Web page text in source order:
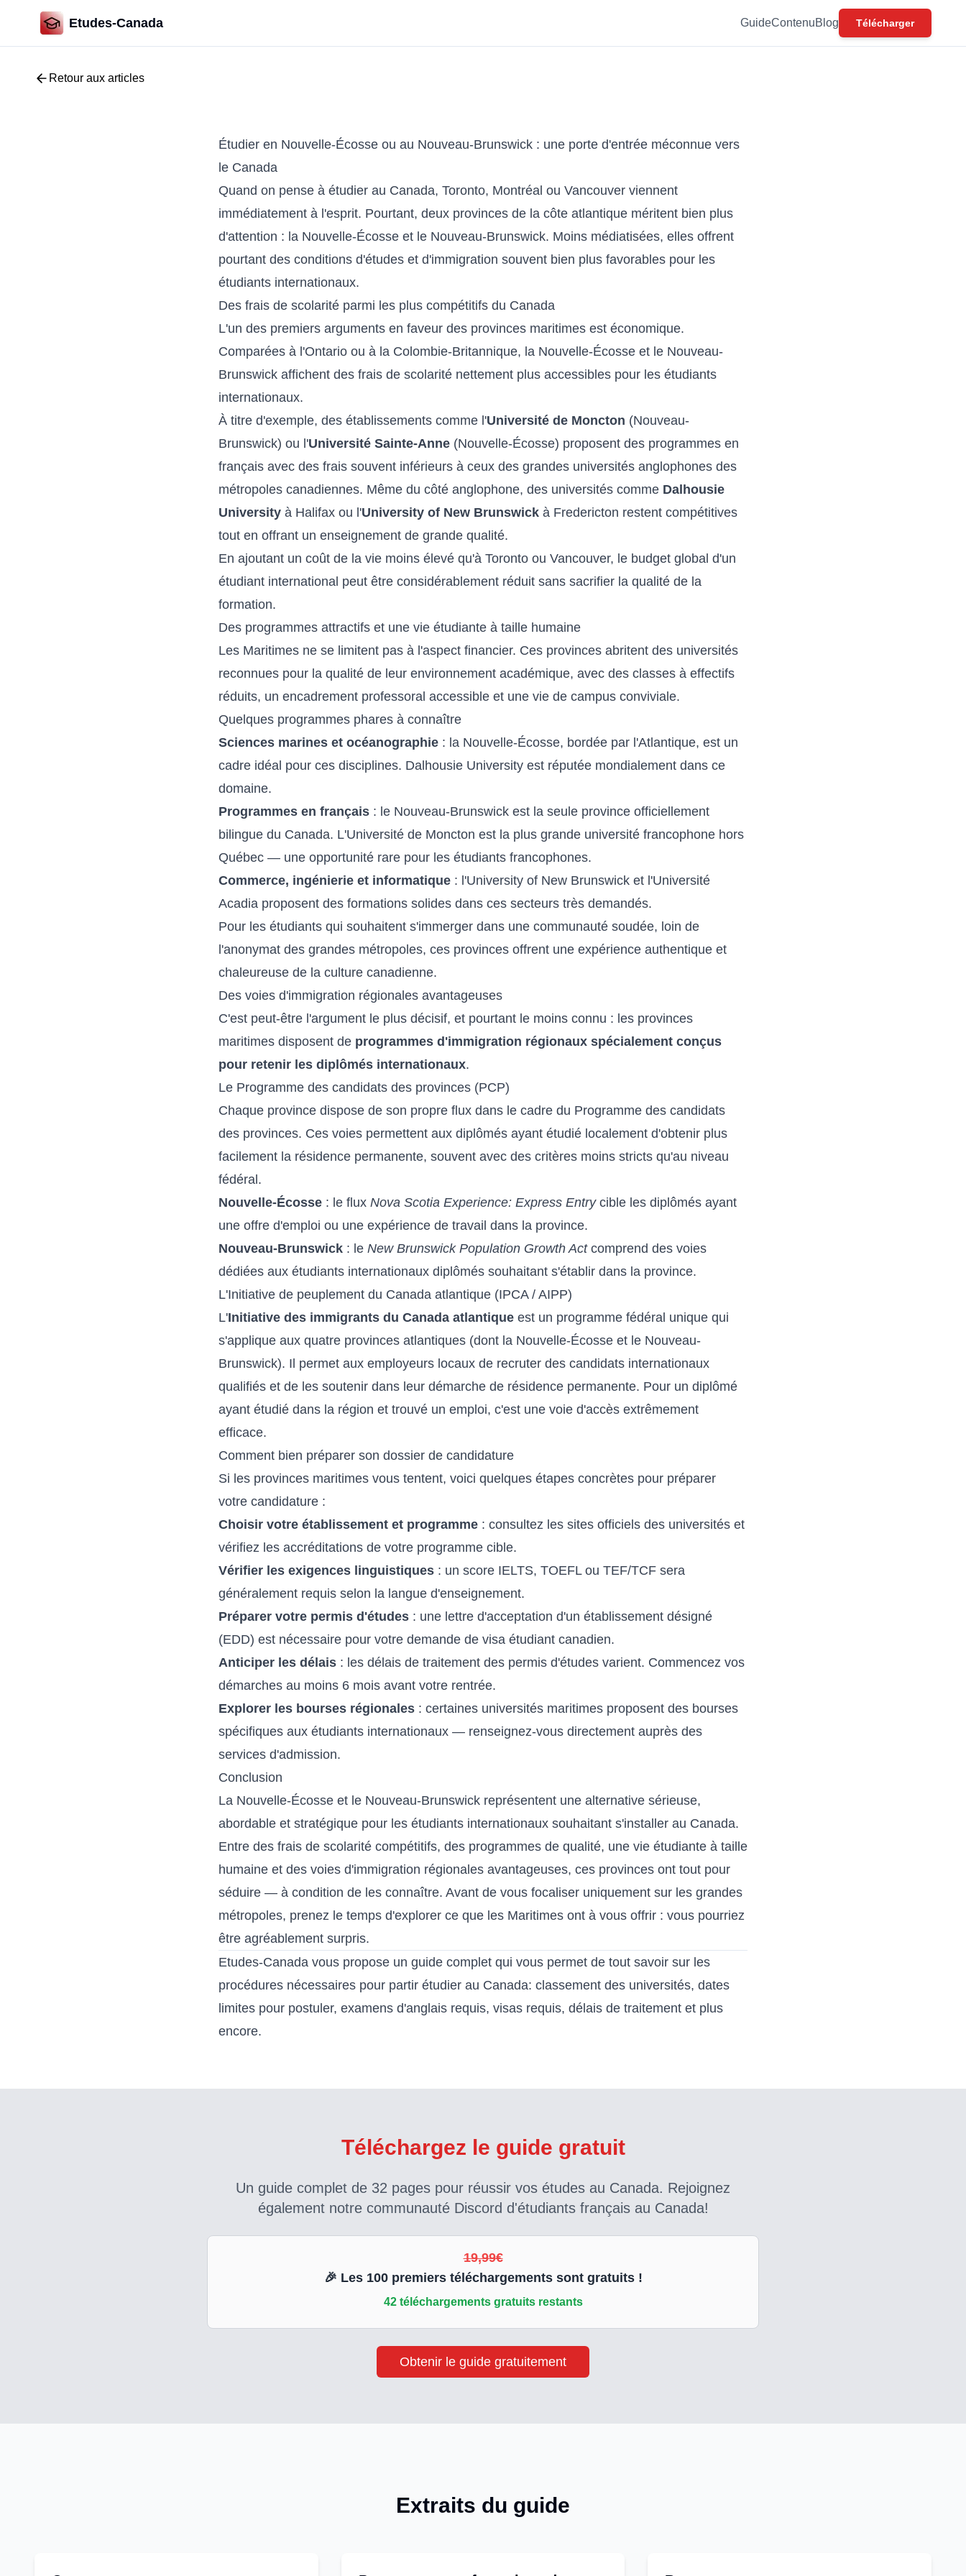
Etudes-Canada GuideContenuBlog Télécharger
Retour aux articles
Étudier en Nouvelle-Écosse ou au Nouveau-Brunswick : une porte d'entrée méconnue vers
le Canada
Quand on pense à étudier au Canada, Toronto, Montréal ou Vancouver viennent
immédiatement à l'esprit. Pourtant, deux provinces de la côte atlantique méritent bien plus
d'attention : la Nouvelle-Écosse et le Nouveau-Brunswick. Moins médiatisées, elles offrent
pourtant des conditions d'études et d'immigration souvent bien plus favorables pour les
étudiants internationaux.
Des frais de scolarité parmi les plus compétitifs du Canada
L'un des premiers arguments en faveur des provinces maritimes est économique.
Comparées à l'Ontario ou à la Colombie-Britannique, la Nouvelle-Écosse et le Nouveau-
Brunswick affichent des frais de scolarité nettement plus accessibles pour les étudiants
internationaux.
À titre d'exemple, des établissements comme l'Université de Moncton (Nouveau-
Brunswick) ou l'Université Sainte-Anne (Nouvelle-Écosse) proposent des programmes en
français avec des frais souvent inférieurs à ceux des grandes universités anglophones des
métropoles canadiennes. Même du côté anglophone, des universités comme Dalhousie
University à Halifax ou l'University of New Brunswick à Fredericton restent compétitives
tout en offrant un enseignement de grande qualité.
En ajoutant un coût de la vie moins élevé qu'à Toronto ou Vancouver, le budget global d'un
étudiant international peut être considérablement réduit sans sacrifier la qualité de la
formation.
Des programmes attractifs et une vie étudiante à taille humaine
Les Maritimes ne se limitent pas à l'aspect financier. Ces provinces abritent des universités
reconnues pour la qualité de leur environnement académique, avec des classes à effectifs
réduits, un encadrement professoral accessible et une vie de campus conviviale.
Quelques programmes phares à connaître
Sciences marines et océanographie : la Nouvelle-Écosse, bordée par l'Atlantique, est un
cadre idéal pour ces disciplines. Dalhousie University est réputée mondialement dans ce
domaine.
Programmes en français : le Nouveau-Brunswick est la seule province officiellement
bilingue du Canada. L'Université de Moncton est la plus grande université francophone hors
Québec — une opportunité rare pour les étudiants francophones.
Commerce, ingénierie et informatique : l'University of New Brunswick et l'Université
Acadia proposent des formations solides dans ces secteurs très demandés.
Pour les étudiants qui souhaitent s'immerger dans une communauté soudée, loin de
l'anonymat des grandes métropoles, ces provinces offrent une expérience authentique et
chaleureuse de la culture canadienne.
Des voies d'immigration régionales avantageuses
C'est peut-être l'argument le plus décisif, et pourtant le moins connu : les provinces
maritimes disposent de programmes d'immigration régionaux spécialement conçus
pour retenir les diplômés internationaux.
Le Programme des candidats des provinces (PCP)
Chaque province dispose de son propre flux dans le cadre du Programme des candidats
des provinces. Ces voies permettent aux diplômés ayant étudié localement d'obtenir plus
facilement la résidence permanente, souvent avec des critères moins stricts qu'au niveau
fédéral.
Nouvelle-Écosse : le flux Nova Scotia Experience: Express Entrycible les diplômés ayant
une offre d'emploi ou une expérience de travail dans la province.
Nouveau-Brunswick : le New Brunswick Population Growth Actcomprend des voies
dédiées aux étudiants internationaux diplômés souhaitant s'établir dans la province.
L'Initiative de peuplement du Canada atlantique (IPCA / AIPP)
L'Initiative des immigrants du Canada atlantique est un programme fédéral unique qui
s'applique aux quatre provinces atlantiques (dont la Nouvelle-Écosse et le Nouveau-
Brunswick). Il permet aux employeurs locaux de recruter des candidats internationaux
qualifiés et de les soutenir dans leur démarche de résidence permanente. Pour un diplômé
ayant étudié dans la région et trouvé un emploi, c'est une voie d'accès extrêmement
efficace.
Comment bien préparer son dossier de candidature
Si les provinces maritimes vous tentent, voici quelques étapes concrètes pour préparer
votre candidature :
Choisir votre établissement et programme : consultez les sites officiels des universités et
vérifiez les accréditations de votre programme cible.
Vérifier les exigences linguistiques : un score IELTS, TOEFL ou TEF/TCF sera
généralement requis selon la langue d'enseignement.
Préparer votre permis d'études : une lettre d'acceptation d'un établissement désigné
(EDD) est nécessaire pour votre demande de visa étudiant canadien.
Anticiper les délais : les délais de traitement des permis d'études varient. Commencez vos
démarches au moins 6 mois avant votre rentrée.
Explorer les bourses régionales : certaines universités maritimes proposent des bourses
spécifiques aux étudiants internationaux — renseignez-vous directement auprès des
services d'admission.
Conclusion
La Nouvelle-Écosse et le Nouveau-Brunswick représentent une alternative sérieuse,
abordable et stratégique pour les étudiants internationaux souhaitant s'installer au Canada.
Entre des frais de scolarité compétitifs, des programmes de qualité, une vie étudiante à taille
humaine et des voies d'immigration régionales avantageuses, ces provinces ont tout pour
séduire — à condition de les connaître. Avant de vous focaliser uniquement sur les grandes
métropoles, prenez le temps d'explorer ce que les Maritimes ont à vous offrir : vous pourriez
être agréablement surpris.
Etudes-Canada vous propose un guide complet qui vous permet de tout savoir sur les
procédures nécessaires pour partir étudier au Canada: classement des universités, dates
limites pour postuler, examens d'anglais requis, visas requis, délais de traitement et plus
encore.
Téléchargez le guide gratuit
Un guide complet de 32 pages pour réussir vos études au Canada. Rejoignez
également notre communauté Discord d'étudiants français au Canada!
19,99€
🎉 Les 100premiers téléchargements sont gratuits !
42 téléchargements gratuits restants
Obtenir le guide gratuitement
Extraits du guide